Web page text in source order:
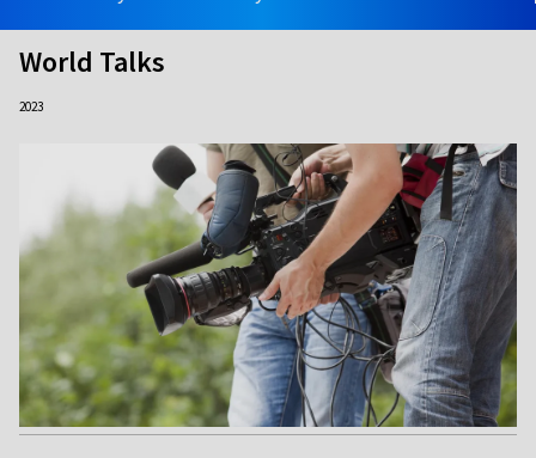
World Talks
2023